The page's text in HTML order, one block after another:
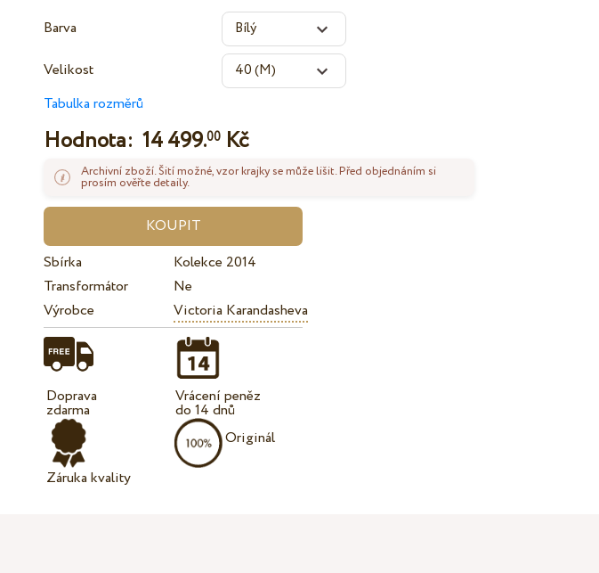
Barva
Velikost
Tabulka rozměrů
Hodnota:14 499.00 Kč
Archivní zboží. Šití možné, vzor krajky se může lišit. Před objednáním si
prosím ověřte detaily.
Sbírka
Kolekce 2014
Transformátor
Ne
Výrobce
Victoria Karandasheva
Doprava
zdarma
Záruka kvality
Vrácení peněz
do 14 dnů
Originál